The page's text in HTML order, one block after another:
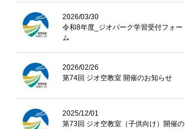
2026/03/30
令和8年度_ジオパーク学習受付フォー
ム
2026/02/26
第74回 ジオ空教室 開催のお知らせ
2025/12/01
第73回 ジオ空教室（子供向け）開催の